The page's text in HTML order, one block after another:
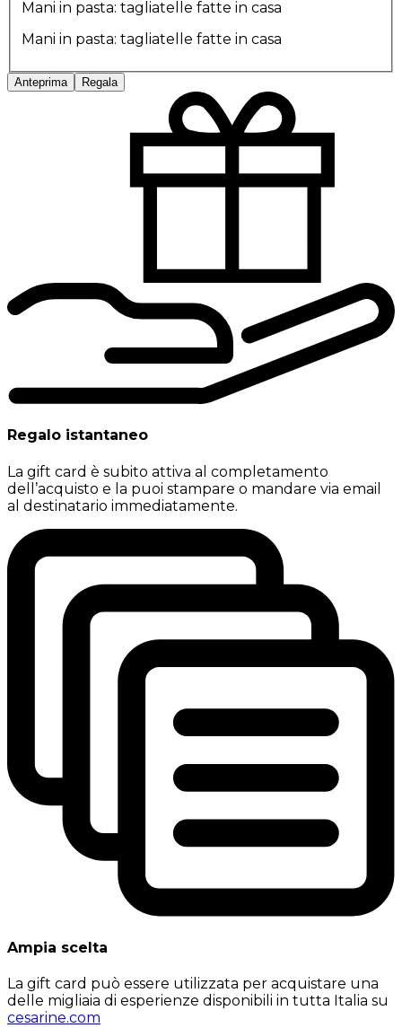
Mani in pasta: tagliatelle fatte in casa
Mani in pasta: tagliatelle fatte in casa
Anteprima Regala
Regalo istantaneo
La gift card è subito attiva al completamento
dell’acquisto e la puoi stampare o mandare via email
al destinatario immediatamente.
Ampia scelta
La gift card può essere utilizzata per acquistare una
delle migliaia di esperienze disponibili in tutta Italia su
cesarine.com